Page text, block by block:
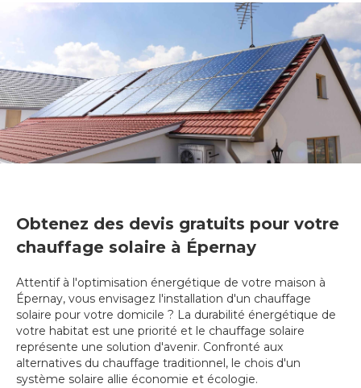
Obtenez des devis gratuits pour votre
chauffage solaire à Épernay
Attentif à l'optimisation énergétique de votre maison à
Épernay, vous envisagez l'installation d'un chauffage
solaire pour votre domicile ? La durabilité énergétique de
votre habitat est une priorité et le chauffage solaire
représente une solution d'avenir. Confronté aux
alternatives du chauffage traditionnel, le chois d'un
système solaire allie économie et écologie.